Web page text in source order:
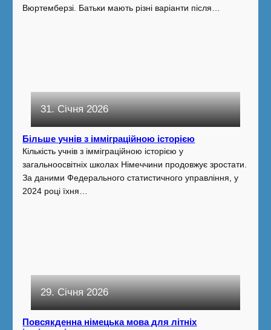
Вюртемберзі. Батьки мають різні варіанти після…
31. Січня 2026
Більше учнів з імміграційною історією
Кількість учнів з імміграційною історією у
загальноосвітніх школах Німеччини продовжує зростати.
За даними Федерального статистичного управління, у
2024 році їхня…
29. Січня 2026
Повсякденна німецька мова для літніх